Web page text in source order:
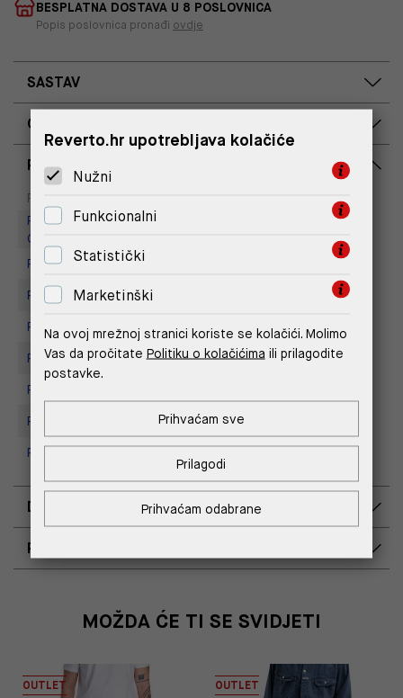
BESPLATNA DOSTAVA U 8 POSLOVNICA
Popis poslovnica pronađi ovdje
SASTAV
OPIS PROIZVODA
RASPOLOŽIVOST PO POSLOVNICAMA
Poslovnica
Replay Outlet Store, Designer
Outlet Croatia
Replay Outlet Store, Split
Replay store, Arena centar
Replay Store, City Center One
Replay Store, Joker Centar
Replay Store, Mall of Split
Replay store, Tower Centar
Replay Store, Supernova Zadar
DOSTAVA
POVRAT I ZAMJENA
MOŽDA ĆE TI SE SVIDJETI
OUTLET
OUTLET
Reverto.hr upotrebljava kolačiće
Nužni
Funkcionalni
Statistički
Marketinški
Na ovoj mrežnoj stranici koriste se kolačići. Molimo
Vas da pročitate Politiku o kolačićima ili prilagodite
postavke.
Prihvaćam odabrane
Prilagodi
Prihvaćam sve